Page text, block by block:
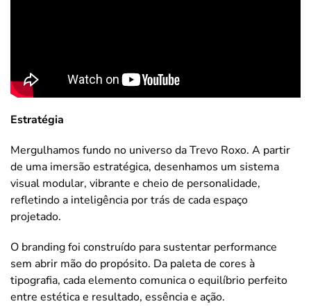
Estratégia
Mergulhamos fundo no universo da Trevo Roxo. A partir
de uma imersão estratégica, desenhamos um sistema
visual modular, vibrante e cheio de personalidade,
refletindo a inteligência por trás de cada espaço
projetado.
O branding foi construído para sustentar performance
sem abrir mão do propósito. Da paleta de cores à
tipografia, cada elemento comunica o equilíbrio perfeito
entre estética e resultado, essência e ação.